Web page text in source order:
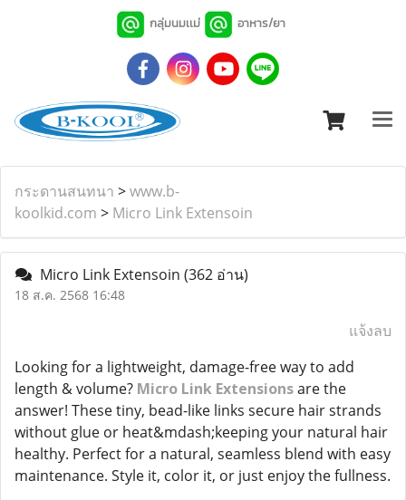
กลุ่มนมเเม่ อาหาร/ยา
กระดานสนทนา >www.b-
koolkid.com > Micro Link Extensoin
Micro Link Extensoin (362 อ่าน)
18 ส.ค. 2568 16:48
แจ้งลบ
Looking for a lightweight, damage-free way to add
length & volume? Micro Link Extensionsare the
answer! These tiny, bead-like links secure hair strands
without glue or heat&mdash;keeping your natural hair
healthy. Perfect for a natural, seamless blend with easy
maintenance. Style it, color it, or just enjoy the fullness.